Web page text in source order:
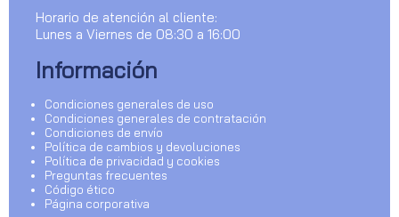
Horario de atención al cliente:
Lunes a Viernes de 08:30 a 16:00
Información
Condiciones generales de uso
Condiciones generales de contratación
Condiciones de envío
Política de cambios y devoluciones
Política de privacidad y cookies
Preguntas frecuentes
Código ético
Página corporativa